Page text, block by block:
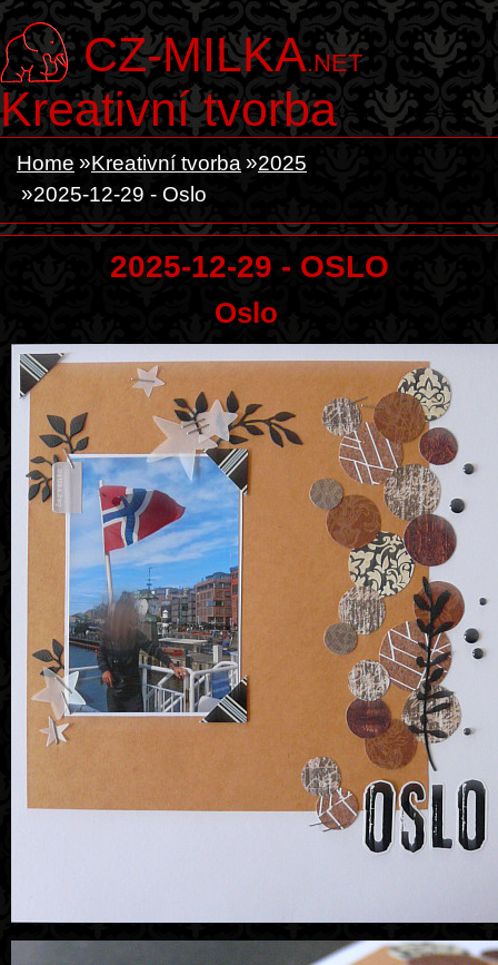
CZ-MILKA.NET
Kreativní tvorba
Home Kreativní tvorba
2025
2025-12-29 - Oslo
2025-12-29 - OSLO
Oslo